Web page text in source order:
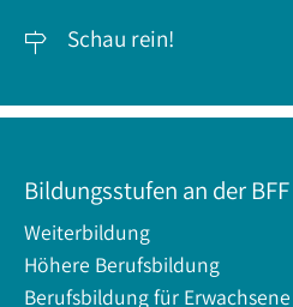
 Schau rein!
Bildungsstufen an der BFF
Weiterbildung
Höhere Berufsbildung
Berufsbildung für Erwachsene